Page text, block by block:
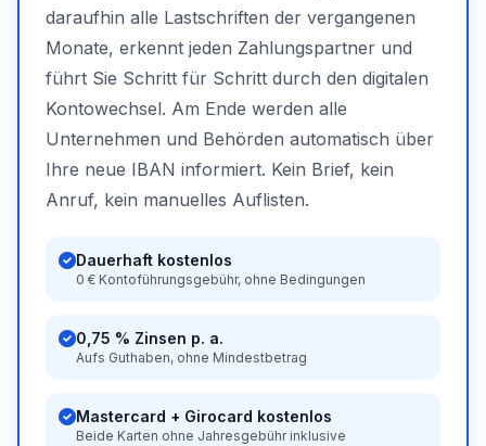
daraufhin alle Lastschriften der vergangenen
Monate, erkennt jeden Zahlungspartner und
führt Sie Schritt für Schritt durch den digitalen
Kontowechsel. Am Ende werden alle
Unternehmen und Behörden automatisch über
Ihre neue IBAN informiert. Kein Brief, kein
Anruf, kein manuelles Auflisten.
Dauerhaft kostenlos
0 € Kontoführungsgebühr, ohne Bedingungen
0,75 % Zinsen p. a.
Aufs Guthaben, ohne Mindestbetrag
Mastercard + Girocard kostenlos
Beide Karten ohne Jahresgebühr inklusive